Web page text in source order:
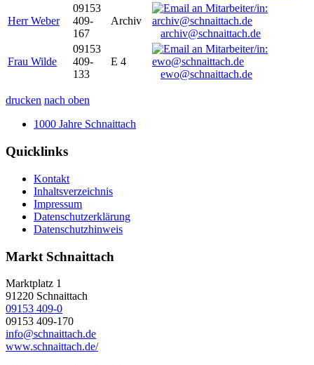
Herr Weber
09153
409-
167
Archiv
archiv@schnaittach.de
Frau Wilde
09153
409-
133
E 4
ewo@schnaittach.de
drucken nach oben
1000 Jahre Schnaittach
Quicklinks
Kontakt
Inhaltsverzeichnis
Impressum
Datenschutzerklärung
Datenschutzhinweis
Markt Schnaittach
Marktplatz 1
91220 Schnaittach
09153 409-0
09153 409-170
info@schnaittach.de
www.schnaittach.de/